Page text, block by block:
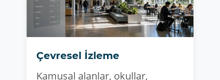
Çevresel İzleme
Kamusal alanlar, okullar,